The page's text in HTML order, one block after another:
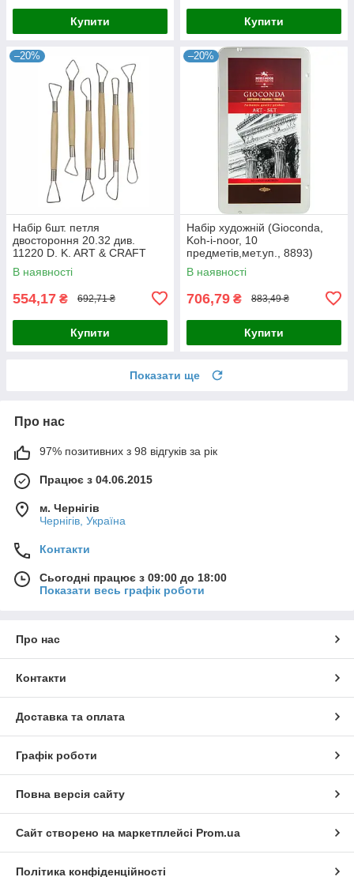
Купити Купити
–20%
Набір 6шт. петля
двостороння 20.32 див.
11220 D. K. ART & CRAFT
В наявності
554,17 ₴ 692,71 ₴
Купити
–20%
Набір художній (Gioconda,
Koh-i-noor, 10
предметів,мет.уп., 8893)
В наявності
706,79 ₴ 883,49 ₴
Купити
Показати ще
Про нас
97% позитивних з 98 відгуків за рік
Працює з 04.06.2015
м. Чернігів
Чернігів, Україна
Контакти
Сьогодні працює з 09:00 до 18:00
Показати весь графік роботи
Про нас
Контакти
Доставка та оплата
Графік роботи
Повна версія сайту
Сайт створено на маркетплейсі Prom.ua
Політика конфіденційності